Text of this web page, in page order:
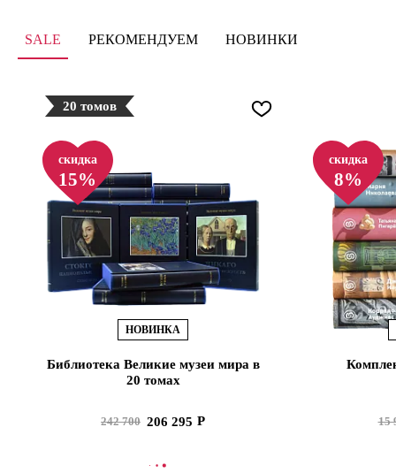
SALE РЕКОМЕНДУЕМ НОВИНКИ
20 томов
скидка
15%
НОВИНКА
Библиотека Великие музеи мира в
20 томах
242 700 206 295
В КОРЗИНУ
скидка
8%
15